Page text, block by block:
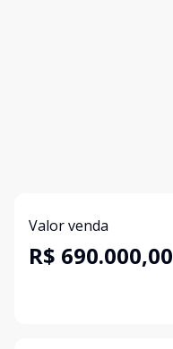
Valor venda
R$ 690.000,00